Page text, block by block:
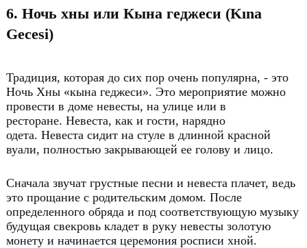
6. Ночь хны или Кына геджеси (Kına
Gecesi)
Традиция, которая до сих пор очень популярна, - это
Ночь Хны «кына геджеси». Это мероприятие можно
провести в доме невесты, на улице или в
ресторане. Невеста, как и гости, нарядно
одета. Невеста сидит на стуле в длинной красной
вуали, полностью закрывающей ее голову и лицо.
Сначала звучат грустные песни и невеста плачет, ведь
это прощание с родительским домом. После
определенного обряда и под соответствующую музыку
будущая свекровь кладет в руку невесты золотую
монету и начинается церемония росписи хной.